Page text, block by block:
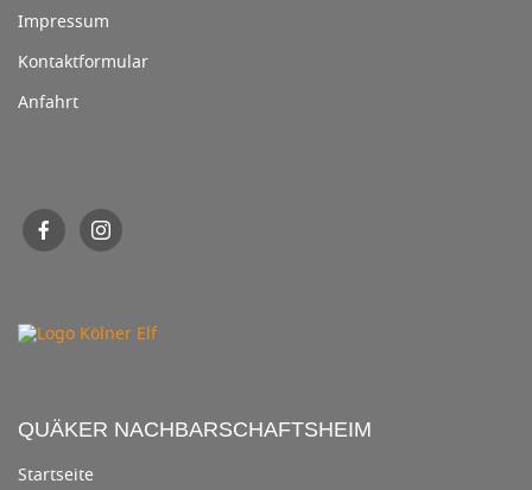
Impressum
Kontaktformular
Anfahrt
QUÄKER NACHBARSCHAFTSHEIM
Startseite